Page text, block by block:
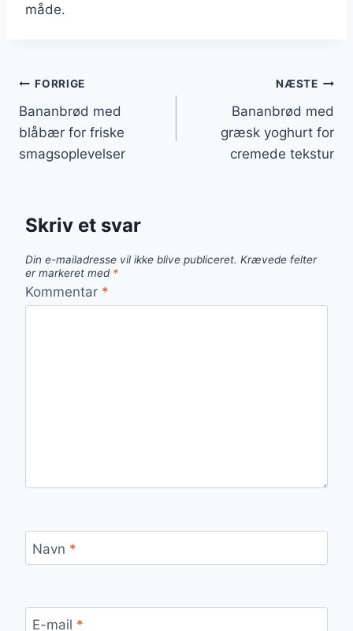
måde.
Indlægsnavigation
FORRIGE
Bananbrød med
blåbær for friske
smagsoplevelser
NÆSTE
Bananbrød med
græsk yoghurt for
cremede tekstur
Skriv et svar
Din e-mailadresse vil ikke blive publiceret. Krævede felter
er markeret med *
Kommentar *
Navn *
E-mail *